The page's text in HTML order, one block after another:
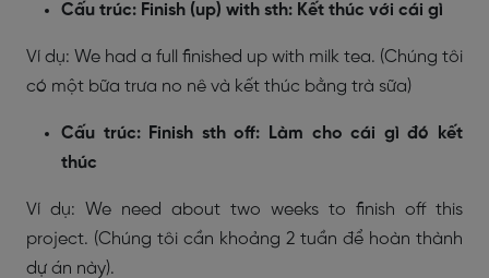
Cấu trúc: Finish (up) with sth: Kết thúc với cái gì
Ví dụ: We had a full finished up with milk tea. (Chúng tôi
có một bữa trưa no nê và kết thúc bằng trà sữa)
Cấu trúc: Finish sth off: Làm cho cái gì đó kết
thúc
Ví dụ: We need about two weeks to finish off this
project. (Chúng tôi cần khoảng 2 tuần để hoàn thành
dự án này).